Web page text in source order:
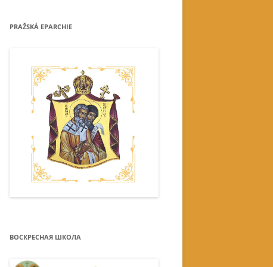
PRAŽSKÁ EPARCHIE
ВОСКРЕСНАЯ ШКОЛА